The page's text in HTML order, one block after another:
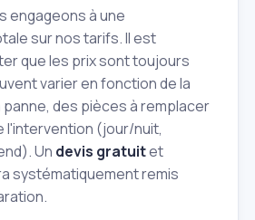
engageons à une
sur nos tarifs. Il est
que les prix sont toujours
varier en fonction de la
des pièces à remplacer
l'intervention (jour/nuit,
Un devis gratuitet
systématiquement remis